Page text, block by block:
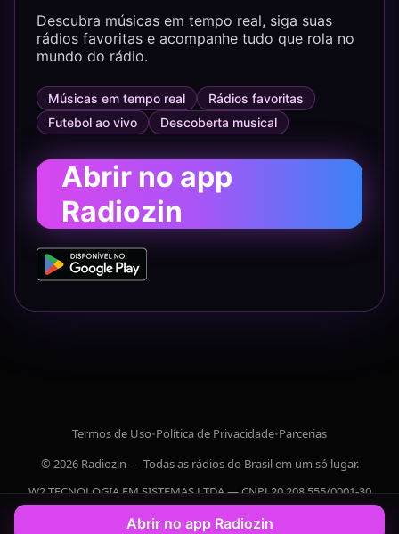
Descubra músicas em tempo real, siga suas
rádios favoritas e acompanhe tudo que rola no
mundo do rádio.
Músicas em tempo real
Rádios favoritas
Futebol ao vivo
Descoberta musical
Abrir no app
Radiozin
Termos de Uso•Política de Privacidade•Parcerias
© 2026 Radiozin — Todas as rádios do Brasil em um só lugar.
W2 TECNOLOGIA EM SISTEMAS LTDA — CNPJ 20.208.555/0001-30
Abrir no app Radiozin